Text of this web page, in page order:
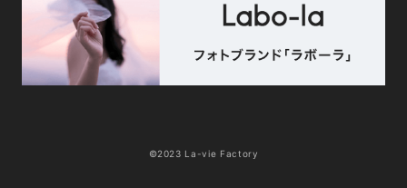
©2023 La-vie Factory